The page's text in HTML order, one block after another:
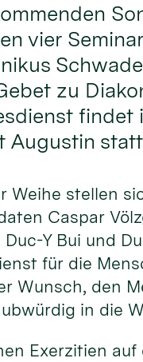
vier
zu
findet
Augustin
Weihe stellen
Caspar
Duc-Y Bui und
für die
Wunsch, den
in die
Exerzitien auf